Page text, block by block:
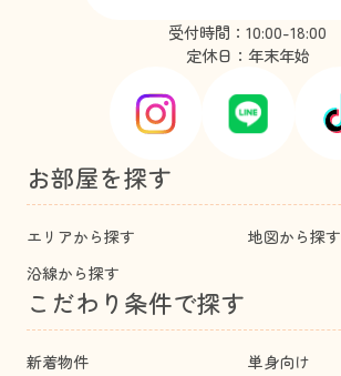
受付時間：10:00-18:00
定休日：年末年始
お部屋を探す
エリアから探す
地図から探す
沿線から探す
こだわり条件で探す
新着物件 単身向け